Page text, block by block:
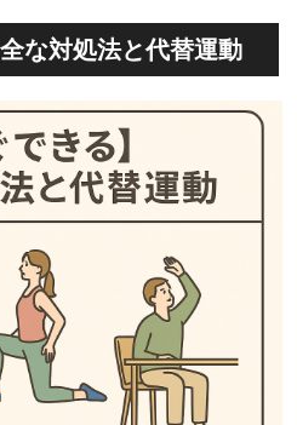
な対処法と代替運動